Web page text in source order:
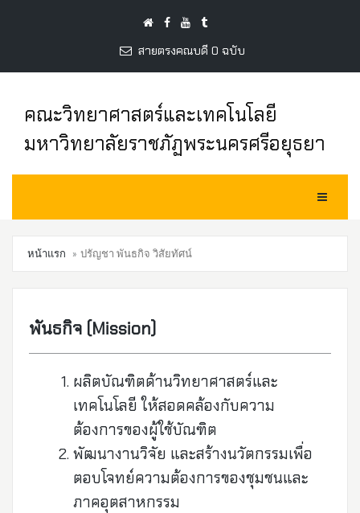
สายตรงคณบดี 0 ฉบับ
คณะวิทยาศาสตร์และเทคโนโลยี
มหาวิทยาลัยราชภัฏพระนครศรีอยุธยา
Toggle
หน้าแรก ปรัญชา พันธกิจ วิสัยทัศน์
พันธกิจ (Mission)
ผลิตบัณฑิตด้านวิทยาศาสตร์และ
เทคโนโลยี ให้สอดคล้องกับความ
ต้องการของผู้ใช้บัณฑิต
พัฒนางานวิจัย และสร้างนวัตกรรมเพื่อ
ตอบโจทย์ความต้องการของชุมชนและ
ภาคอุตสาหกรรม